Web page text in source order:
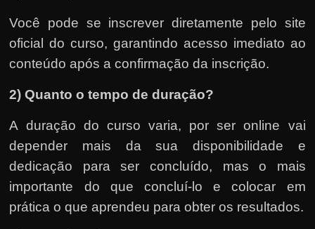
Você pode se inscrever diretamente pelo site
oficial do curso, garantindo acesso imediato ao
conteúdo após a confirmação da inscrição.
2) Quanto o tempo de duração?
A duração do curso varia, por ser online vai
depender mais da sua disponibilidade e
dedicação para ser concluído, mas o mais
importante do que concluí-lo e colocar em
prática o que aprendeu para obter os resultados.